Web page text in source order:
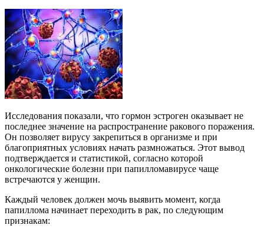
Исследования показали, что гормон эстроген оказывает не
последнее значение на распространение ракового поражения.
Он позволяет вирусу закрепиться в организме и при
благоприятных условиях начать размножаться. Этот вывод
подтверждается и статистикой, согласно которой
онкологические болезни при папилломавирусе чаще
встречаются у женщин.
Каждый человек должен мочь выявить момент, когда
папиллома начинает переходить в рак, по следующим
признакам: